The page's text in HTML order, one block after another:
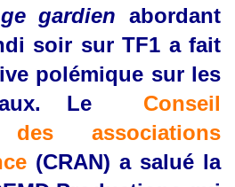
gardien abordant
soir sur TF1 a fait
polémique sur les
Le Conseil
des associations
(CRAN) a salué la